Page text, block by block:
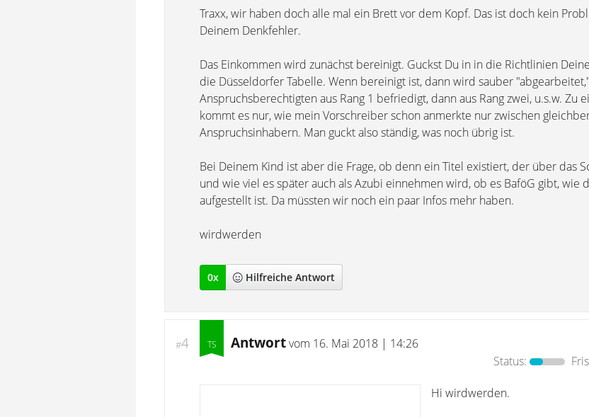
Traxx, wir haben doch alle mal ein Brett vor dem Kopf. Das ist doch kein
Deinem Denkfehler.
Das Einkommen wird zunächst bereinigt. Guckst Du in in die Richtlinien
die Düsseldorfer Tabelle. Wenn bereinigt ist, dann wird sauber
Anspruchsberechtigten aus Rang 1 befriedigt, dann aus Rang zwei, u.s.w. Zu
kommt es nur, wie mein Vorschreiber schon anmerkte nur zwischen
Anspruchsinhabern. Man guckt also ständig, was noch übrig ist.
Bei Deinem Kind ist aber die Frage, ob denn ein Titel existiert, der über das
und wie viel es später auch als Azubi einnehmen wird, ob es BaföG gibt, wie
aufgestellt ist. Da müssten wir noch ein paar Infos mehr haben.
wirdwerden
0x Hilfreiche Antwort
#4 Antwortvom 16. Mai 2018 | 14:26
Status:
Hi wirdwerden.